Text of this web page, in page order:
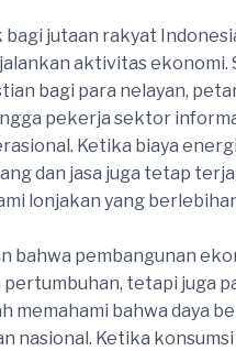
jutaan rakyat
aktivitas ekonomi.
bagi para nelayan,
pekerja sektor
Ketika biaya
dan jasa juga tetap
lonjakan yang
bahwa pembangunan
tetapi juga
memahami bahwa daya
nasional. Ketika